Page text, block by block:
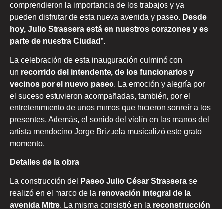
comprendieron la importancia de los trabajos y ya
pueden disfrutar de esta nueva avenida y paseo. Desde
hoy, Julio Strassera está en nuestros corazones y es
parte de nuestra Ciudad”.
La celebración de esta inauguración culminó con
un recorrido del intendente, de los funcionarios y
vecinos por el nuevo paseo. La emoción y alegría por
el suceso estuvieron acompañadas, también, por el
entretenimiento de unos mimos que hicieron sonreír a los
presentes. Además, el sonido del violín en las manos del
artista mendocino Jorge Brizuela musicalizó este grato
momento.
Detalles de la obra
La construcción del Paseo Julio César Strassera se
realizó en el marco de la renovación integral de la
avenida Mitre. La misma consistió en la reconstrucción